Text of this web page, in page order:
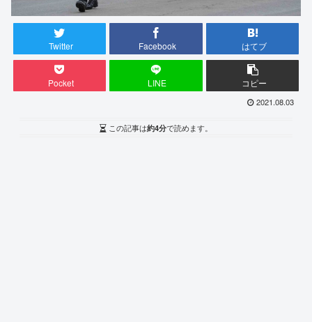
Twitter Facebook はてブ
Pocket LINE コピー
2021.08.03
この記事は約4分で読めます。